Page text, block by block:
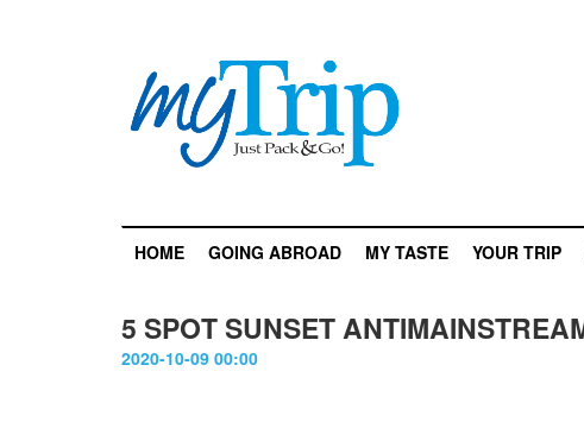
HOME GOING ABROAD MY TASTE YOUR TRIP
5 SPOT SUNSET
2020-10-09 00:00